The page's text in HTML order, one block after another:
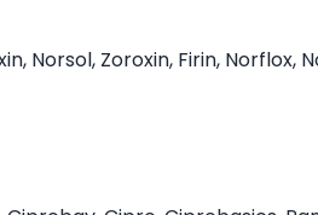
Norsol, Zoroxin, Firin, Norflox,